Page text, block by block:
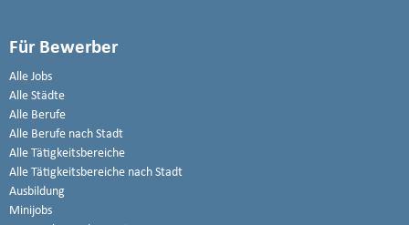
Für Bewerber
Alle Jobs
Alle Städte
Alle Berufe
Alle Berufe nach Stadt
Alle Tätigkeitsbereiche
Alle Tätigkeitsbereiche nach Stadt
Ausbildung
Minijobs